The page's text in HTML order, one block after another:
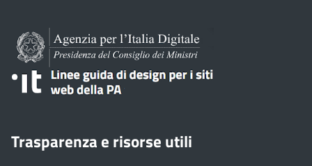
Trasparenza e risorse utili